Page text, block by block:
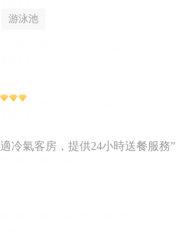
游泳池
冷氣客房，提供24小時送餐服務”